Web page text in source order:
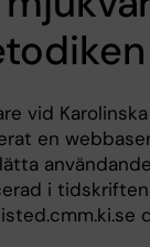
vid
en
i